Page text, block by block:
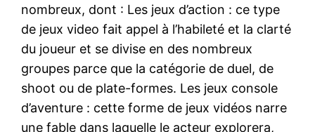
nombreux, dont : Les jeux d’action : ce type
de jeux video fait appel à l’habileté et la clarté
du joueur et se divise en des nombreux
groupes parce que la catégorie de duel, de
shoot ou de plate-formes. Les jeux console
d’aventure : cette forme de jeux vidéos narre
une fable dans laquelle le acteur explorera,